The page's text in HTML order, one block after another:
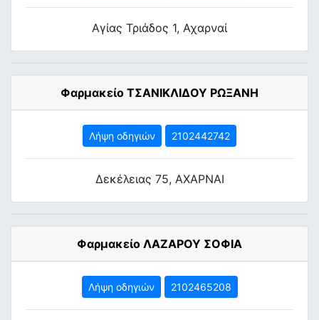
Αγίας Τριάδος 1, Αχαρναί
Φαρμακείο ΤΣΑΝΙΚΛΙΔΟΥ ΡΩΞΑΝΗ
Λήψη οδηγιών 2102442742
Δεκέλειας 75, ΑΧΑΡΝΑΙ
Φαρμακείο ΛΑΖΑΡΟΥ ΣΟΦΙΑ
Λήψη οδηγιών 2102465208